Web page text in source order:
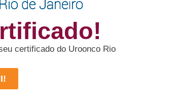
certificado do Uroonco Rio